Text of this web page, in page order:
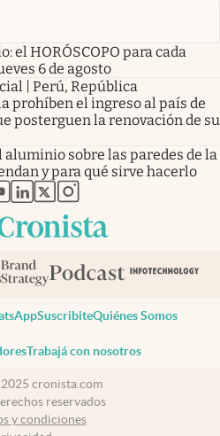
el HORÓSCOPO para cada
6 de agosto
| Perú, República
prohíben el ingreso al país de
posterguen la renovación de su
aluminio sobre las paredes de la
y para qué sirve hacerlo
en nueva pestaña
abre en nueva pestaña
abre en nueva pestaña
abre en nueva pestaña
abre en nueva pestaña
SuscribiteQuiénes Somos
Trabajá con nosotros
cronista.com
reservados
y condiciones